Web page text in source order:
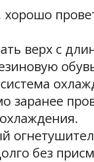
верх с
заранее
без